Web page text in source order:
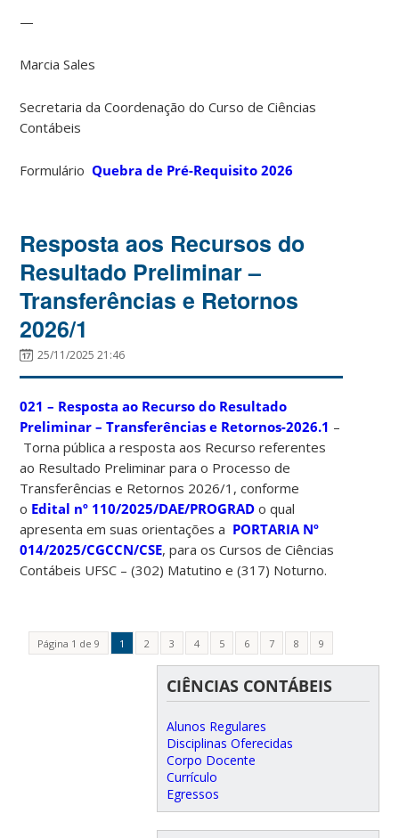
—
Marcia Sales
Secretaria da Coordenação do Curso de Ciências
Contábeis
FormulárioQuebra de Pré-Requisito 2026
Resposta aos Recursos do
Resultado Preliminar –
Transferências e Retornos
2026/1
25/11/2025 21:46
021 – Resposta ao Recurso do Resultado
Preliminar – Transferências e Retornos-2026.1 –
Torna pública a resposta aos Recurso referentes
ao Resultado Preliminar para o Processo de
Transferências e Retornos 2026/1, conforme
o Edital nº 110/2025/DAE/PROGRAD o qual
apresenta em suas orientações a PORTARIA Nº
014/2025/CGCCN/CSE, para os Cursos de Ciências
Contábeis UFSC – (302) Matutino e (317) Noturno.
Página 1 de 9 1 2 3 4 5 6 7 8 9
CIÊNCIAS CONTÁBEIS
Alunos Regulares
Disciplinas Oferecidas
Corpo Docente
Currículo
Egressos